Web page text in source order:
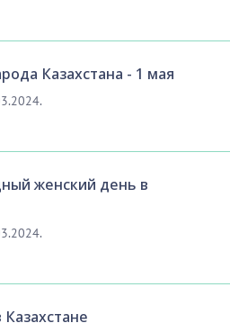
Казахстана - 1 мая
женский день в